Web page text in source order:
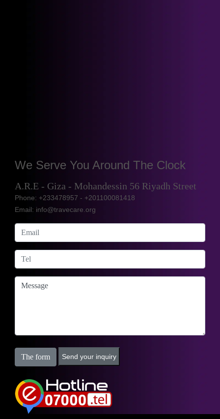
We Serve You Around The Clock
A.R.E - Giza - Mohandessin 56 Riyadh Street
Phone: +233478957 - +201100081418
Email: info@travecare.org
The form